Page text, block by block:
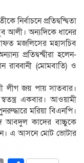
প্রতিদ্বন্দ্বিতা
আলী। অন্যদিকে ধানের
মজলিসের মহাসচিব
প্রতিদ্বন্দ্বীরা হলেন-
রাব্বানী (মোমবাতি) ও
লীগ জয় পায় সাতবার।
একবার। আওয়ামী
মরিয়া বিএনপি।
আবদুল কাদের বাচ্চুকে
এ আসনে মোট ভোটার